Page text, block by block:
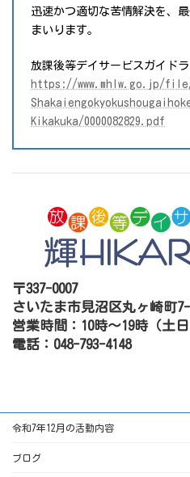
迅速かつ適切な苦情解決を、
まいります。
放課後等デイサービスガイド
https://www.mhlw.go.jp/
Kikakuka/0000082829.pdf
〒337-0007
さいたま市見沼区丸ヶ崎町7-
営業時間：10時～19時（土日
電話：048-793-4148
令和7年12月の活動内容
ブログ